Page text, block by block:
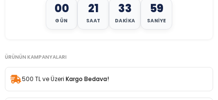
00
GÜN
21
SAAT
33
DAKIKA
57
SANIYE
ÜRÜNÜN KAMPANYALARI
500 TL ve Üzeri Kargo Bedava!